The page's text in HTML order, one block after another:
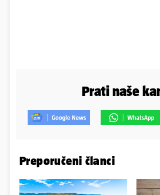
Prati naše
Preporučeni članci